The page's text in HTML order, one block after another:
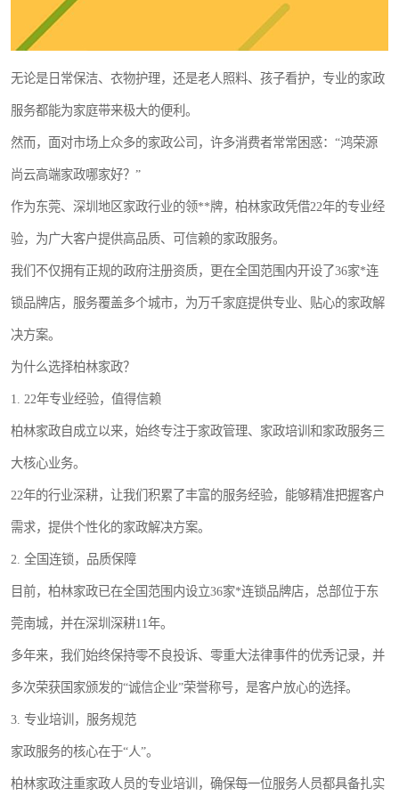
无论是日常保洁、衣物护理，还是老人照料、孩子看护，专业的家政
服务都能为家庭带来极大的便利。
然而，面对市场上众多的家政公司，许多消费者常常困惑：“鸿荣源
尚云高端家政哪家好？”
作为东莞、深圳地区家政行业的领**牌，柏林家政凭借22年的专业经
验，为广大客户提供高品质、可信赖的家政服务。
我们不仅拥有正规的政府注册资质，更在全国范围内开设了36家*连
锁品牌店，服务覆盖多个城市，为万千家庭提供专业、贴心的家政解
决方案。
为什么选择柏林家政？
1. 22年专业经验，值得信赖
柏林家政自成立以来，始终专注于家政管理、家政培训和家政服务三
大核心业务。
22年的行业深耕，让我们积累了丰富的服务经验，能够精准把握客户
需求，提供个性化的家政解决方案。
2. 全国连锁，品质保障
目前，柏林家政已在全国范围内设立36家*连锁品牌店，总部位于东
莞南城，并在深圳深耕11年。
多年来，我们始终保持零不良投诉、零重大法律事件的优秀记录，并
多次荣获国家颁发的“诚信企业”荣誉称号，是客户放心的选择。
3. 专业培训，服务规范
家政服务的核心在于“人”。
柏林家政注重家政人员的专业培训，确保每一位服务人员都具备扎实